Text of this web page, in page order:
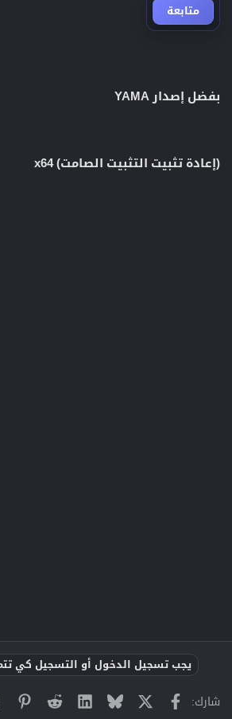
متابعة
بفضل إصدار YAMA
(إعادة تثبيت التثبيت الصامت) x64
يجب تسجيل الدخول أو التسجيل كي
شارك: فيسبوك Bluesky
LinkedIn
Reddit